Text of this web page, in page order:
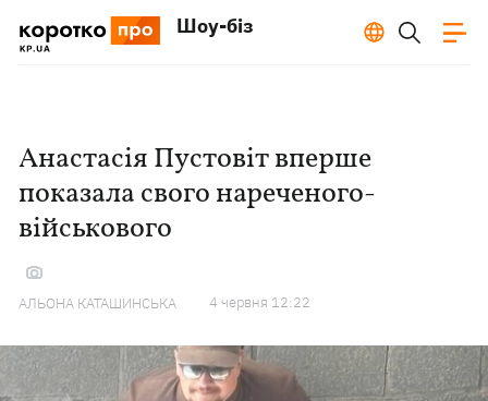
Шоу-біз
Анастасія Пустовіт вперше
показала свого нареченого-
військового
АЛЬОНА КАТАШИНСЬКА 4 червня 12:22